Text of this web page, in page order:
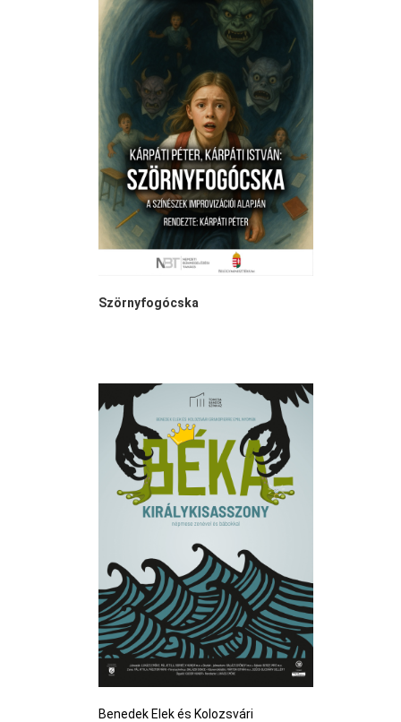
Szörnyfogócska
Benedek Elek és Kolozsvári